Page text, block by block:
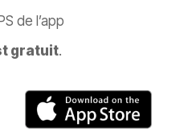
de l’app
gratuit.